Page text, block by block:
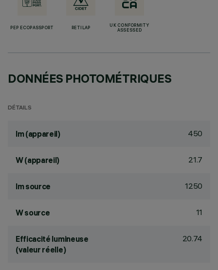
PEP ECOPASSPORT RETILAP
UK CONFORMITY
ASSESSED
DONNÉES PHOTOMÉTRIQUES
DÉTAILS
lm (appareil) 450
W (appareil) 21.7
lm source 1250
W source 11
Efficacité lumineuse
(valeur réelle)
20.74